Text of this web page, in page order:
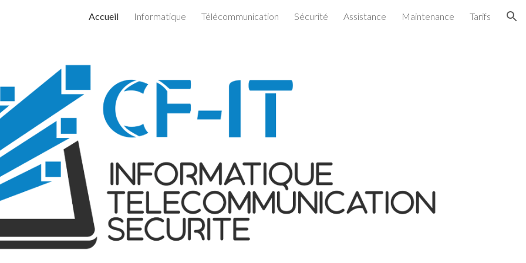
Skip to navigation
Accueil Informatique Télécommunication Sécurité Assistance Maintenance Tarifs